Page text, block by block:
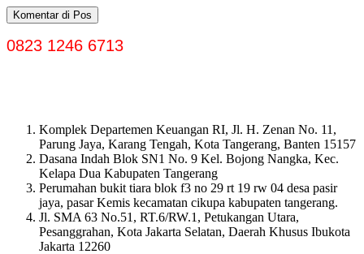
0823 1246 6713
Komplek Departemen Keuangan RI, Jl. H. Zenan No. 11,
Parung Jaya, Karang Tengah, Kota Tangerang, Banten 15157
Dasana Indah Blok SN1 No. 9 Kel. Bojong Nangka, Kec.
Kelapa Dua Kabupaten Tangerang
Perumahan bukit tiara blok f3 no 29 rt 19 rw 04 desa pasir
jaya, pasar Kemis kecamatan cikupa kabupaten tangerang.
Jl. SMA 63 No.51, RT.6/RW.1, Petukangan Utara,
Pesanggrahan, Kota Jakarta Selatan, Daerah Khusus Ibukota
Jakarta 12260